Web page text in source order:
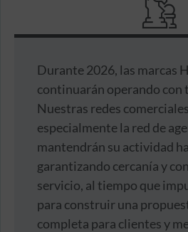
Durante 2026, las marcas
continuarán operando
Nuestras redes
especialmente la red de
mantendrán su actividad
garantizando cercanía y
servicio, al tiempo que
para construir una
completa para clientes y